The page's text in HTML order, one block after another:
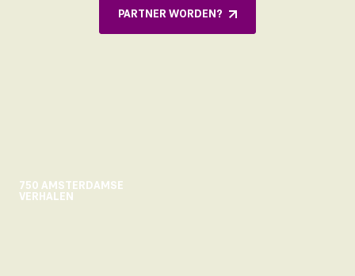
PARTNER WORDEN?
750 AMSTERDAMSE
VERHALEN